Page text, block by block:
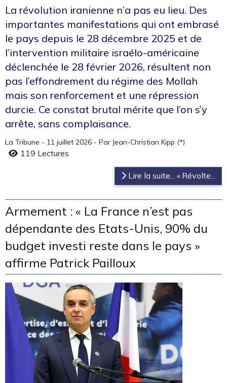
La révolution iranienne n’a pas eu lieu. Des
importantes manifestations qui ont embrasé
le pays depuis le 28 décembre 2025 et de
l’intervention militaire israélo-américaine
déclenchée le 28 février 2026, résultent non
pas l’effondrement du régime des Mollah
mais son renforcement et une répression
durcie. Ce constat brutal mérite que l’on s’y
arrête, sans complaisance.
La Tribune - 11 juillet 2026 - Par Jean-Christian Kipp (*)
119 Lectures
Lire la suite... « Révolte...
Armement : « La France n’est pas
dépendante des Etats-Unis, 90% du
budget investi reste dans le pays »
affirme Patrick Pailloux